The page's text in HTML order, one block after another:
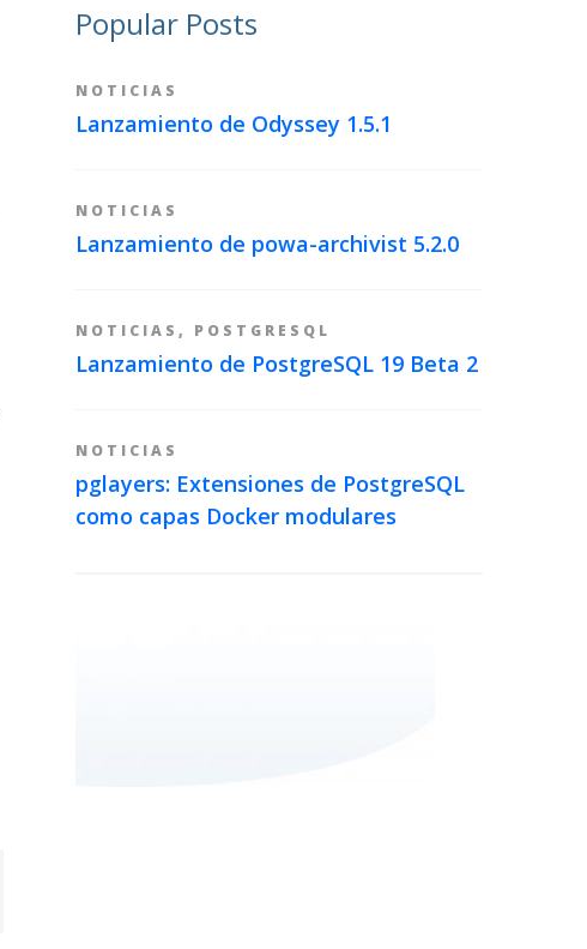
Popular Posts
NOTICIAS
Lanzamiento de Odyssey 1.5.1
NOTICIAS
Lanzamiento de powa-archivist 5.2.0
NOTICIAS , POSTGRESQL
Lanzamiento de PostgreSQL 19 Beta 2
NOTICIAS
pglayers: Extensiones de PostgreSQL
como capas Docker modulares